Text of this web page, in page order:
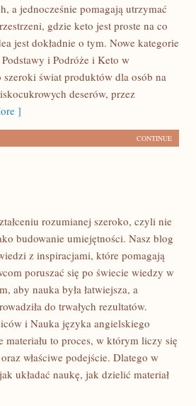
a jednocześnie pomagają utrzymać
gdzie keto jest proste na co
jest dokładnie o tym. Nowe kategorie
i Podróże i Keto w
świat produktów dla osób na
deserów, przez
]
CONTINUE
rozumianej szeroko, czyli nie
budowanie umiejętności. Nasz blog
z inspiracjami, które pomagają
poruszać się po świecie wiedzy w
aby nauka była łatwiejsza, a
do trwałych rezultatów.
i Nauka języka angielskiego
materiału to proces, w którym liczy się
właściwe podejście. Dlatego w
układać naukę, jak dzielić materiał